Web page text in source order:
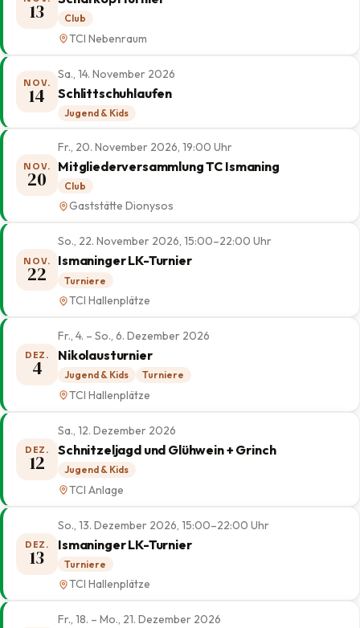
13 Club
TCI Nebenraum
NOV.
14
Sa., 14. November 2026
Schlittschuhlaufen
Jugend & Kids
NOV.
20
Fr., 20. November 2026, 19:00 Uhr
Mitgliederversammlung TC Ismaning
Club
Gaststätte Dionysos
NOV.
22
So., 22. November 2026, 15:00–22:00 Uhr
Ismaninger LK-Turnier
Turniere
TCI Hallenplätze
DEZ.
4
Fr., 4. – So., 6. Dezember 2026
Nikolausturnier
Jugend & Kids Turniere
TCI Hallenplätze
DEZ.
12
Sa., 12. Dezember 2026
Schnitzeljagd und Glühwein + Grinch
Jugend & Kids
TCI Anlage
DEZ.
13
So., 13. Dezember 2026, 15:00–22:00 Uhr
Ismaninger LK-Turnier
Turniere
TCI Hallenplätze
Fr., 18. – Mo., 21. Dezember 2026